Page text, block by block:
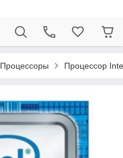
Процессоры Процессор